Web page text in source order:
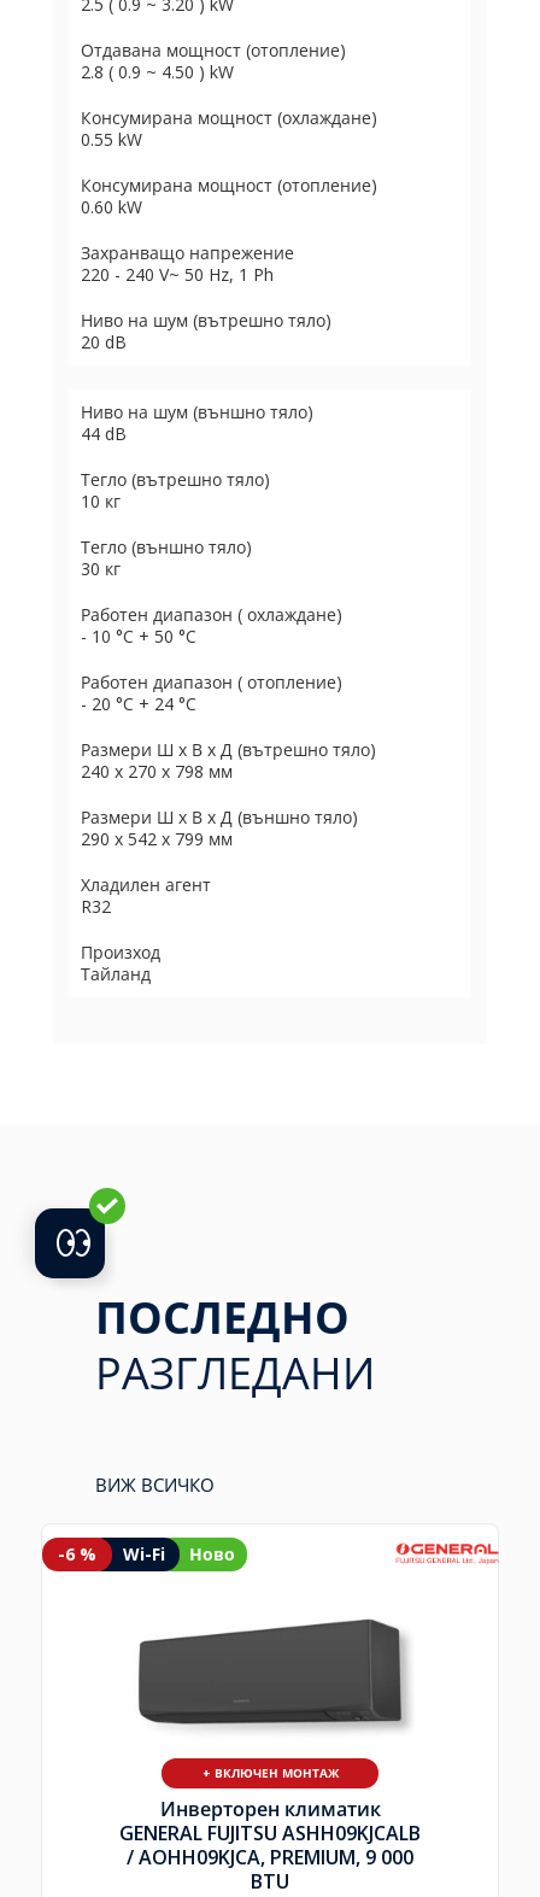
Отдавана мощност (отопление)
2.8 ( 0.9 ~ 4.50 ) kW
Консумирана мощност (охлаждане)
0.55 kW
Консумирана мощност (отопление)
0.60 kW
Захранващо напрежение
220 - 240 V~ 50 Hz, 1 Ph
Ниво на шум (вътрешно тяло)
20 dB
Ниво на шум (външно тяло)
44 dB
Тегло (вътрешно тяло)
10 кг
Тегло (външно тяло)
30 кг
Работен диапазон ( охлаждане)
- 10 °C + 50 °C
Работен диапазон ( отопление)
- 20 °C + 24 °C
Размери Ш х В х Д (вътрешно тяло)
240 х 270 х 798 мм
Размери Ш х В х Д (външно тяло)
290 х 542 х 799 мм
Хладилен агент
R32
Произход
Тайланд
ПОСЛЕДНО
РАЗГЛЕДАНИ
ВИЖ ВСИЧКО
-6 % Wi-Fi Ново
+ ВКЛЮЧЕН МОНТАЖ
Инверторен климатик
GENERAL FUJITSU ASHH09KJCALB
/AOHH09KJCA, PREMIUM, 9 000
BTU